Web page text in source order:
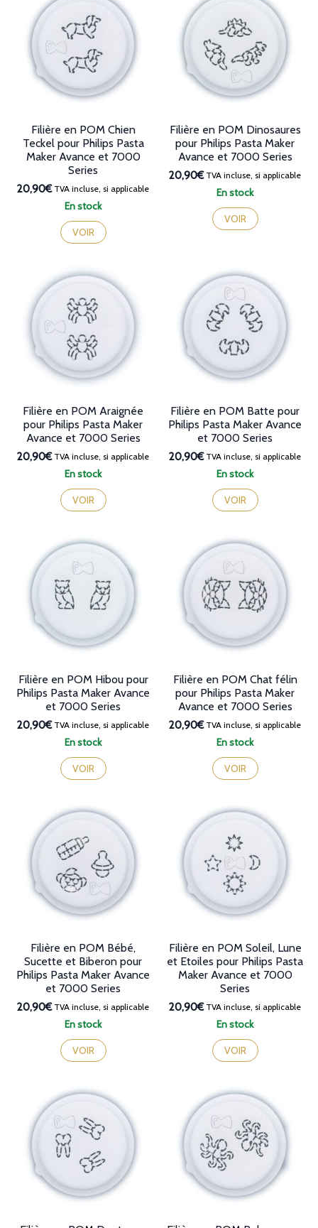
En stock
Filière en POM Chien
Teckel pour Philips Pasta
Maker Avance et 7000
Series
20,90€TVA incluse, si applicable
VOIR
En stock
Filière en POM Dinosaures
pour Philips Pasta Maker
Avance et 7000 Series
20,90€TVA incluse, si applicable
VOIR
En stock
Filière en POM Araignée
pour Philips Pasta Maker
Avance et 7000 Series
20,90€TVA incluse, si applicable
VOIR
En stock
Filière en POM Batte pour
Philips Pasta Maker Avance
et 7000 Series
20,90€TVA incluse, si applicable
VOIR
En stock
Filière en POM Hibou pour
Philips Pasta Maker Avance
et 7000 Series
20,90€TVA incluse, si applicable
VOIR
En stock
Filière en POM Chat félin
pour Philips Pasta Maker
Avance et 7000 Series
20,90€TVA incluse, si applicable
VOIR
En stock
Filière en POM Bébé,
Sucette et Biberon pour
Philips Pasta Maker Avance
et 7000 Series
20,90€TVA incluse, si applicable
VOIR
En stock
Filière en POM Soleil, Lune
et Etoiles pour Philips Pasta
Maker Avance et 7000
Series
20,90€TVA incluse, si applicable
VOIR